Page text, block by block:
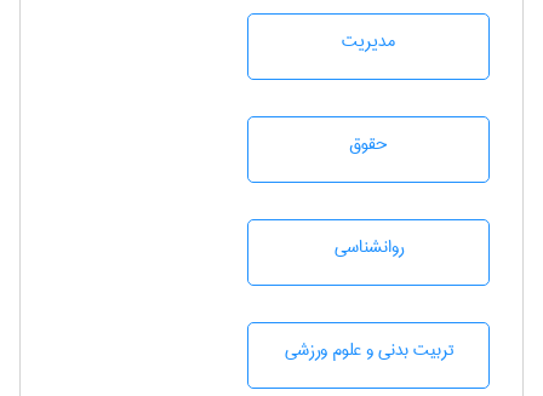
مديريت
حقوق
روانشناسی
تربيت بدنی و علوم ورزشی